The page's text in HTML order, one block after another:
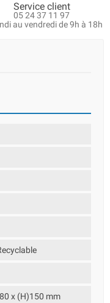
Service client
05 24 37 11 97
au vendredi de 9h à 18h
x (H)150 mm